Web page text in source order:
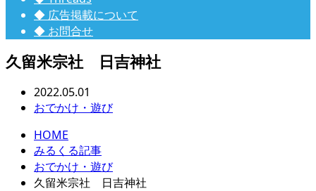
◆ 広告掲載について
◆ お問合せ
久留米宗社 日吉神社
2022.05.01
おでかけ・遊び
HOME
みるくる記事
おでかけ・遊び
久留米宗社 日吉神社